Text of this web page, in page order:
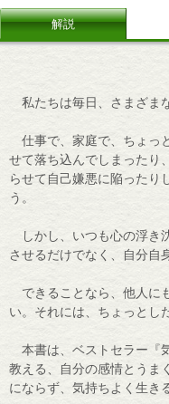
解説
私たちは毎日、さまざま
仕事で、家庭で、ちょっ
せて落ち込んでしまったり
らせて自己嫌悪に陥ったり
う。
しかし、いつも心の浮き
させるだけでなく、自分自
できることなら、他人に
い。それには、ちょっとし
本書は、ベストセラー『
教える、自分の感情とうま
にならず、気持ちよく生き